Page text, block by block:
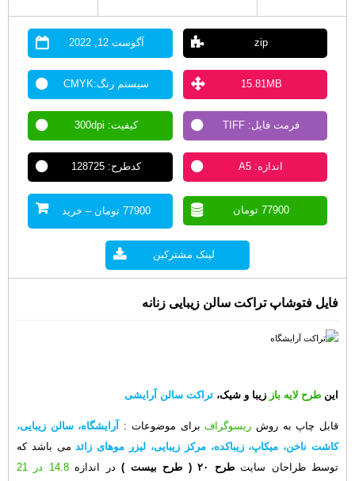
zip آگوست 12, 2022
15.81MB سیستم رنگ:CMYK
فرمت فایل: TIFF کیفیت: 300dpi
اندازه: A5 کدطرح: 128725
77900 تومان 77900 تومان – خرید
لینک مشترکین
فایل فتوشاپ تراکت سالن زیبایی زنانه
این طرح لایه باز زیبا و شیک، تراکت سالن آرایشی
قابل چاپ به روش ریسوگراف برای موضوعات : آرایشگاه، سالن زیبایی،
کاشت ناخن، میکاپ، زیباکده، مرکز زیبایی، لیزر موهای زائد می باشد که
توسط طراحان سایتطرح ۲۰ ( طرح بیست )در اندازه
14.8 در 21